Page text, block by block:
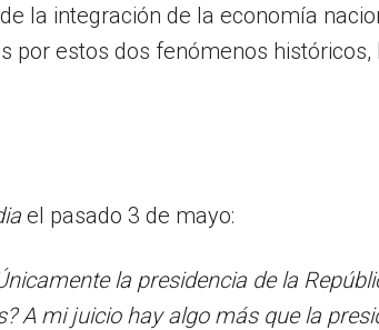
la integración de la economía
por estos dos fenómenos
el pasado 3 de mayo:
la presidencia de la
A mi juicio hay algo más que la